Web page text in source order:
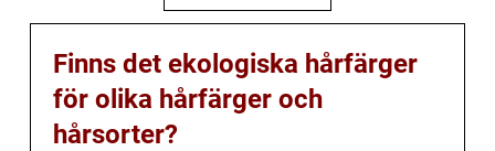
Finns det ekologiska hårfärger
för olika hårfärger och
hårsorter?